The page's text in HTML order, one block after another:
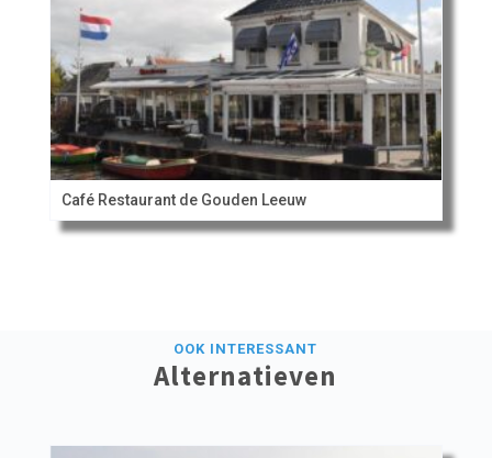
Café Restaurant de Gouden Leeuw
OOK INTERESSANT
Alternatieven